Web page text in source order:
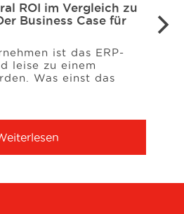
ROI im Vergleich zu
Business Case für
ist das ERP-
leise zu einem
Was einst das
–